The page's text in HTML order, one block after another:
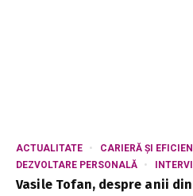
ACTUALITATE
CARIERĂ ȘI
DEZVOLTARE PERSONALĂ
Vasile Tofan, despre anii